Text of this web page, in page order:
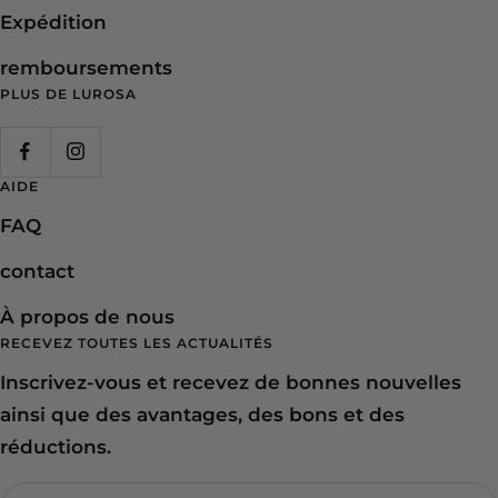
Expédition
remboursements
PLUS DE LUROSA
AIDE
FAQ
contact
À propos de nous
RECEVEZ TOUTES LES ACTUALITÉS
Inscrivez-vous et recevez de bonnes nouvelles
ainsi que des avantages, des bons et des
réductions.